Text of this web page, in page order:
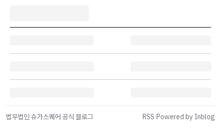
법무법인 슈가스퀘어 공식 블로그 RSS·Powered by Inblog